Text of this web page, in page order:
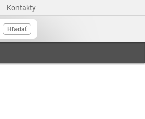
Kontakty
Hľadať